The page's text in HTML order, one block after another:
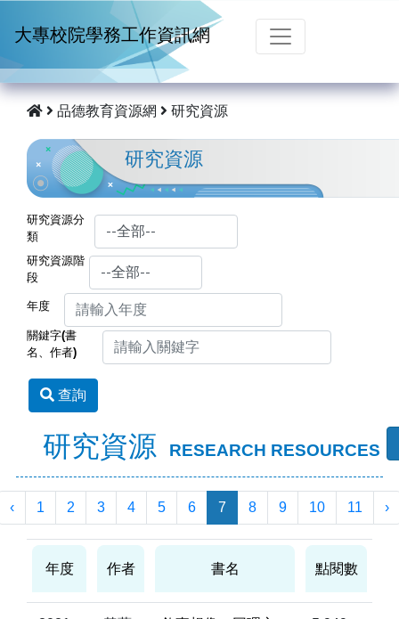
大專校院學務工作資訊網
品德教育資源網 研究資源
研究資源
研究資源分
類
研究資源階
段
年度
關鍵字(書
名、作者)
查詢
研究資源 RESEARCH RESOURCES
‹ 1 2 3 4 5 6 7 8 9 10 11 ›
年度 作者 書名 點閱數